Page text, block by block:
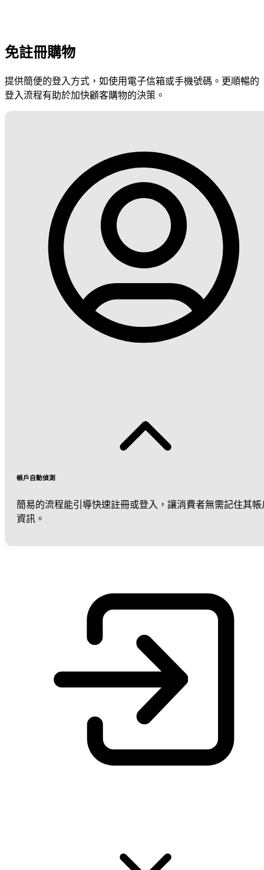
免註冊購物
提供簡便的登入方式，如使用電子信箱或手機號碼。更順暢的
登入流程有助於加快顧客購物的決策。
帳戶自動偵測
簡易的流程能引導快速註冊或登入，讓消費者無需記住其帳
資訊。